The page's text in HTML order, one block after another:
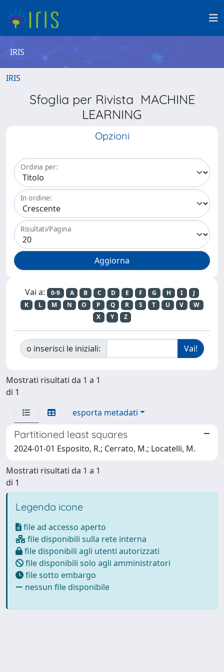
IRIS
IRIS
Sfoglia per Rivista MACHINE
LEARNING
Opzioni
Ordina per:
In ordine:
Risultati/Pagina
Vai a: 0-9 A B C D E F G H I
J
K
L M N O P Q R S T U V
W
X
Y Z
o inserisci le iniziali:
Mostrati risultati da 1 a 1
di 1
esporta metadati
Partitioned least squares
2024-01-01 Esposito, R.; Cerrato, M.; Locatelli, M.
Mostrati risultati da 1 a 1
di 1
Legenda icone
file ad accesso aperto
file disponibili sulla rete interna
file disponibili agli utenti autorizzati
file disponibili solo agli amministratori
file sotto embargo
nessun file disponibile